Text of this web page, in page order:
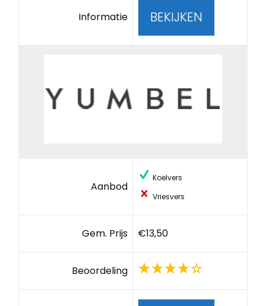
Informatie BEKIJKEN
Aanbod
Koelvers
Vriesvers
Gem. Prijs €13,50
Beoordeling